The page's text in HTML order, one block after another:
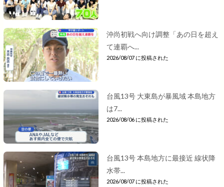
沖尚初戦へ向け調整「あの日を超え
て連覇へ...
2026/08/07 に投稿された
台風13号 大東島が暴風域 本島地方
は7...
2026/08/06 に投稿された
台風13号 本島地方に最接近 線状降
水帯...
2026/08/07 に投稿された